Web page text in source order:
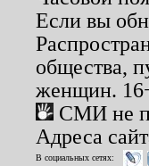
Если вы
общества,
женщин.
СМИ не
Адреса
В социальных сетях: